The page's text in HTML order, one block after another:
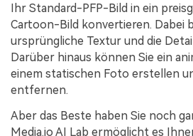
Ihr Standard-PFP-Bild in ein
Cartoon-Bild konvertieren. Dabei
ursprüngliche Textur und die
Darüber hinaus können Sie ein
einem statischen Foto erstellen
entfernen.
Aber das Beste haben Sie noch
Media.io AI Lab ermöglicht es